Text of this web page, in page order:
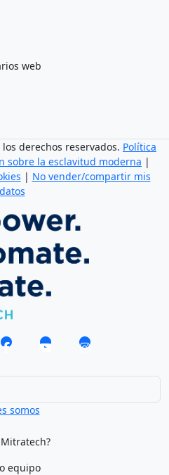
web
derechos reservados. Política
sobre la esclavitud moderna |
| No vender/compartir mis
datos
somos
equipo